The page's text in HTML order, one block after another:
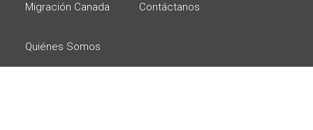
Migración Canada Contáctanos
Quiénes Somos